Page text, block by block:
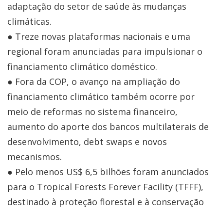
adaptação do setor de saúde às mudanças
climáticas.
● Treze novas plataformas nacionais e uma
regional foram anunciadas para impulsionar o
financiamento climático doméstico.
● Fora da COP, o avanço na ampliação do
financiamento climático também ocorre por
meio de reformas no sistema financeiro,
aumento do aporte dos bancos multilaterais de
desenvolvimento, debt swaps e novos
mecanismos.
● Pelo menos US$ 6,5 bilhões foram anunciados
para o Tropical Forests Forever Facility (TFFF),
destinado à proteção florestal e à conservação